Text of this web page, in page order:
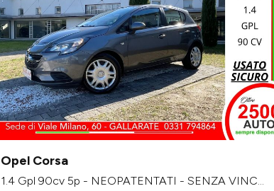
Opel Corsa
1.4 Gpl 90cv 5p - NEOPATENTATI - SENZA VINCO